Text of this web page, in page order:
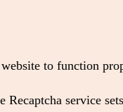
to function
Recaptcha service